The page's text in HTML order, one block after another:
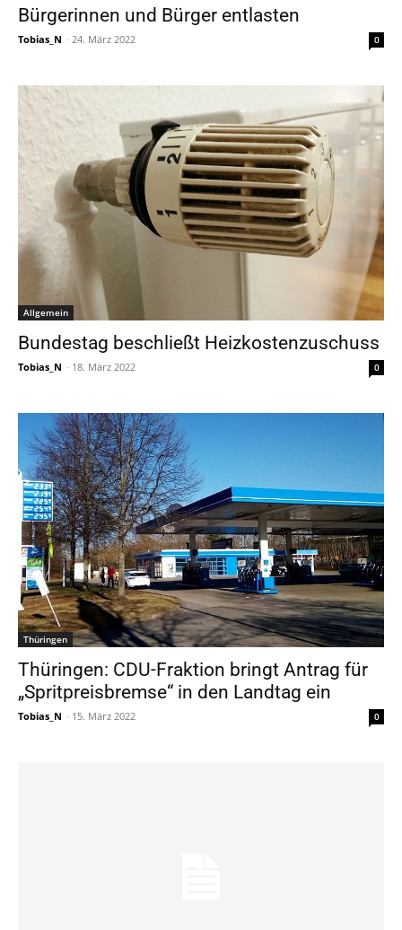
Bürgerinnen und Bürger entlasten
Tobias_N - 24. März 2022 0
Allgemein
Bundestag beschließt Heizkostenzuschuss
Tobias_N - 18. März 2022 0
Thüringen
Thüringen: CDU-Fraktion bringt Antrag für
„Spritpreisbremse“ in den Landtag ein
Tobias_N - 15. März 2022 0